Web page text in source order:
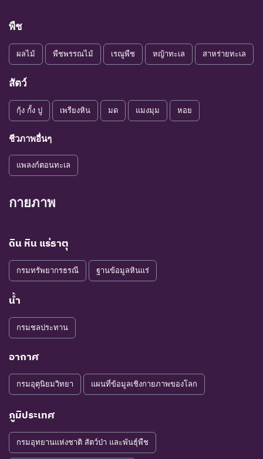
พืช
ผลไม้ พืชพรรณไม้ เรณูพืช หญ้าทะเล สาหร่ายทะเล
สัตว์
กุ้ง กั้ง ปู เพรียงหิน มด แมงมุม หอย
ชีวภาพอื่นๆ
แพลงก์ตอนทะเล
กายภาพ
ดิน หิน แร่ธาตุ
กรมทรัพยากรธรณี ฐานข้อมูลหินแร่
น้ำ
กรมชลประทาน
อากาศ
กรมอุตุนิยมวิทยา แผนที่ข้อมูลเชิงกายภาพของโลก
ภูมิประเทศ
กรมอุทยานแห่งชาติ สัตว์ป่า และพันธุ์พืช